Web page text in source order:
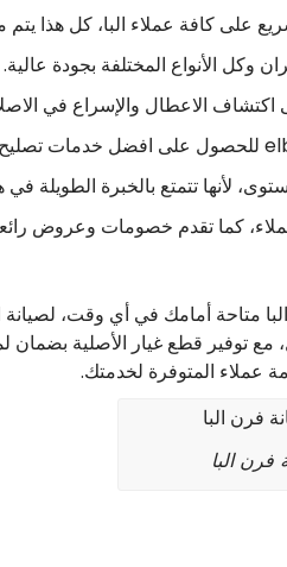
على كافة عملاء البا، كل هذا
وكل الأنواع المختلفة بجودة عالية.
اكتشاف الاعطال والإسراع في
لأنها تتمتع بالخبرة الطويلة في
كما تقدم خصومات وعروض
أمامك في أي وقت، لصيانة
مع توفير قطع غيار الأصلية
عملاء المتوفرة لخدمتك.
فرن البا